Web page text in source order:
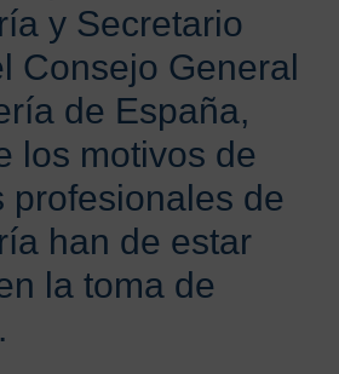
y Secretario
Consejo General
de España,
los motivos de
profesionales de
han de estar
la toma de